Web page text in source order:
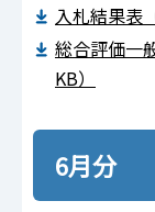
入札結果表
総合評価一
KB）
6月分